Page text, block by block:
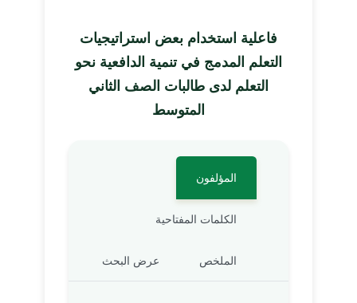
فاعلية استخدام بعض استراتيجيات
التعلم المدمج في تنمية الدافعية نحو
التعلم لدى طالبات الصف الثاني
المتوسط
المؤلفون
الكلمات المفتاحية
الملخص عرض البحث